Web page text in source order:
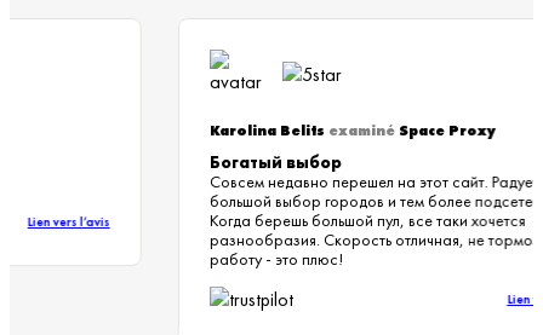
Lien vers l’avis
Karolina BelitsexaminéSpace Proxy
Богатый выбор
Совсем недавно перешел на этот сайт.
большой выбор городов и тем более
Когда берешь большой пул, все таки хочется
разнообразия. Скорость отличная, не
работу - это плюс!